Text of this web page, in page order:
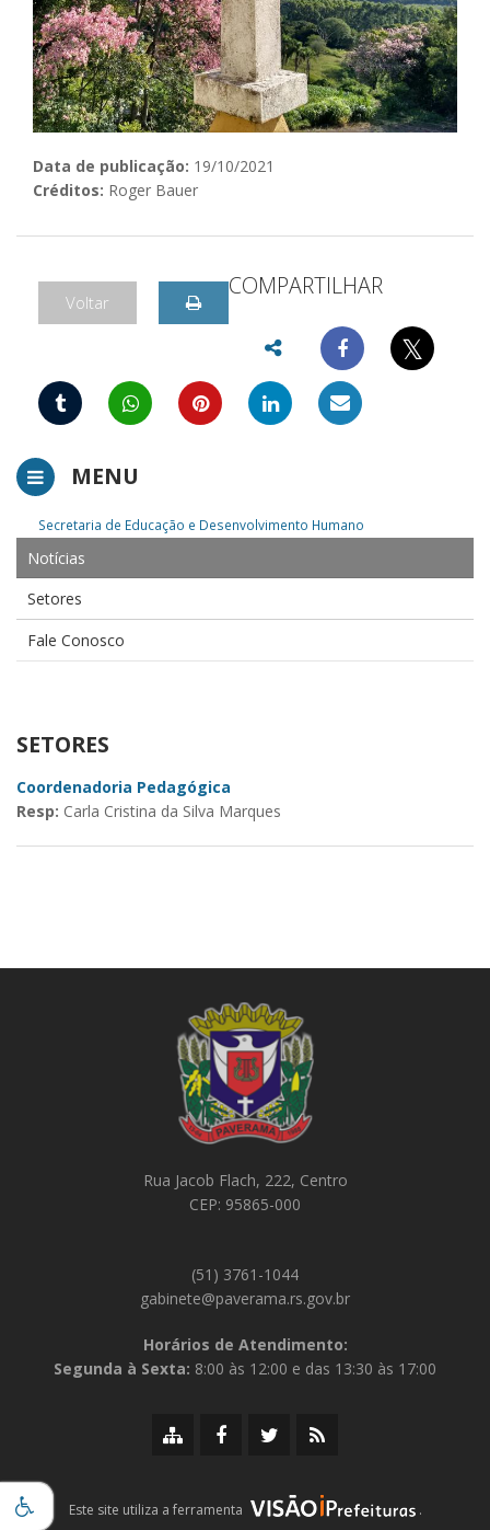
Data de publicação: 19/10/2021
Créditos: Roger Bauer
Voltar
COMPARTILHAR
𝕏
MENU
Secretaria de Educação e Desenvolvimento Humano
Notícias
Setores
Fale Conosco
SETORES
Coordenadoria Pedagógica
Resp: Carla Cristina da Silva Marques
Rua Jacob Flach, 222, Centro
CEP: 95865-000
(51) 3761-1044
gabinete@paverama.rs.gov.br
Horários de Atendimento:
Segunda à Sexta: 8:00 às 12:00 e das 13:30 às 17:00
MapaFacebookTwitter/X
RSS
Este site utiliza a ferramenta .